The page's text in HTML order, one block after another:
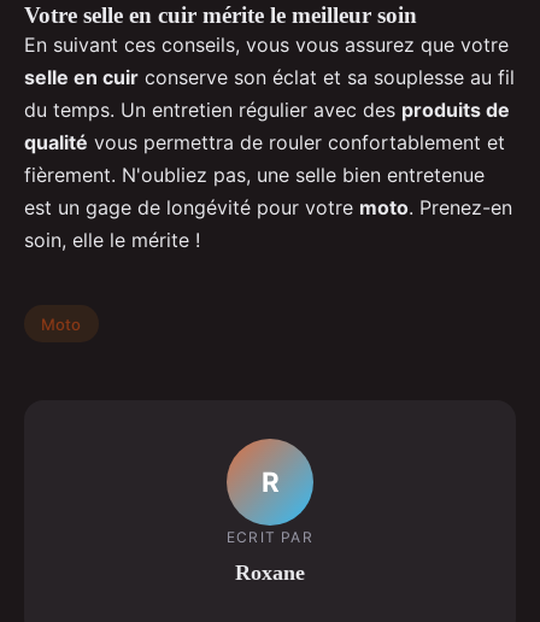
Votre selle en cuir mérite le meilleur soin
En suivant ces conseils, vous vous assurez que votre
selle en cuir conserve son éclat et sa souplesse au fil
du temps. Un entretien régulier avec des produits de
qualité vous permettra de rouler confortablement et
fièrement. N'oubliez pas, une selle bien entretenue
est un gage de longévité pour votre moto. Prenez-en
soin, elle le mérite !
Moto
R
ECRIT PAR
Roxane